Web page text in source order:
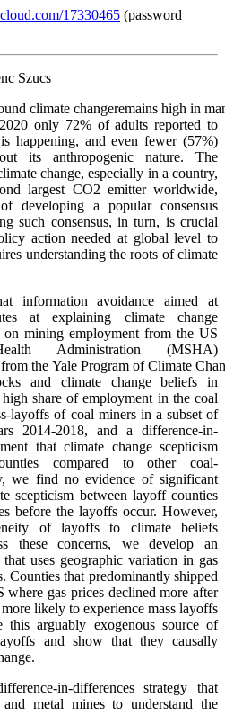
17330465 (password
Szucs
climate changeremains high in
only 72% of adults reported to
happening, and even fewer (57%)
its anthropogenic nature. The
change,especially in a country,
largest CO2 emitter worldwide,
developing a popular consensus
such consensus, in turn, is crucial
action needed at global level to
understanding the roots of climate
information avoidance aimed at
at explaining climate change
on mining employment from the US
Administration (MSHA)
from the Yale Program of Climate
and climate change beliefs in
share of employment in the coal
layoffs of coal miners in a subset of
2014-2018, and a difference-in-
that climate change scepticism
compared to other coal-
we find no evidence of significant
scepticism between layoff counties
before the layoffs occur. However,
of layoffs to climate beliefs
these concerns, we develop an
that uses geographic variation in gas
Counties that predominantly shipped
where gas prices declined more after
likely to experience mass layoffs
arguably exogenous source of
and show that they causally
in-differences strategy that
metal mines to understand the